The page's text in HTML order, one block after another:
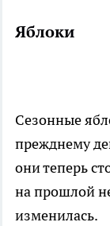
Яблоки
Сезонные
прежднему
они теперь
на прошлой
изменилась.